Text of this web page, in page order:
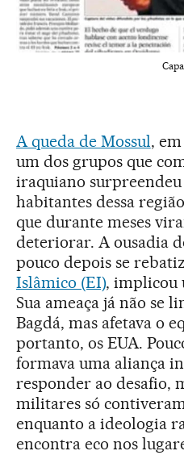
A queda de Mossul,
um dos grupos que
iraquiano
habitantes dessa
que durante meses
deteriorar. A ousadia
pouco depois se
Islâmico (EI), implicou
Sua ameaça já não se
Bagdá, mas afetava o
portanto, os EUA.
formava uma aliança
responder ao desafio,
militares só
enquanto a ideologia
encontra eco nos